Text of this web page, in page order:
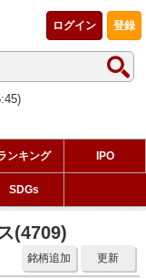
登録
ログイン
ンキング IPO
SDGs
(4709)
更新
銘柄追加